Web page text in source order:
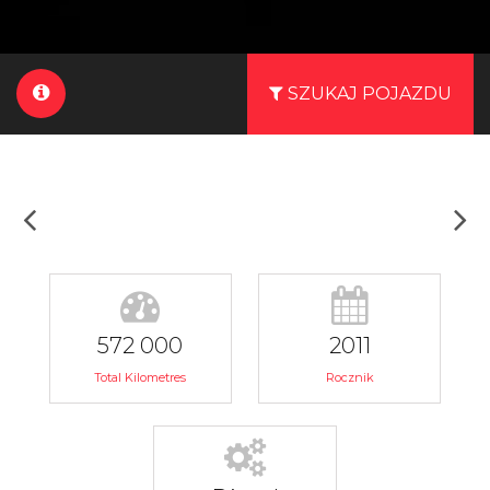
SZUKAJ POJAZDU
572 000
Total Kilometres
2011
Rocznik